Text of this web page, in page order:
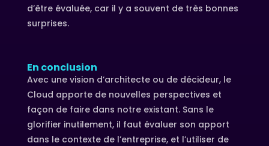
d’être évaluée, car il y a souvent de très bonnes
surprises.
En conclusion
Avec une vision d’architecte ou de décideur, le
Cloud apporte de nouvelles perspectives et
façon de faire dans notre existant. Sans le
glorifier inutilement, il faut évaluer son apport
dans le contexte de l’entreprise, et l’utiliser de